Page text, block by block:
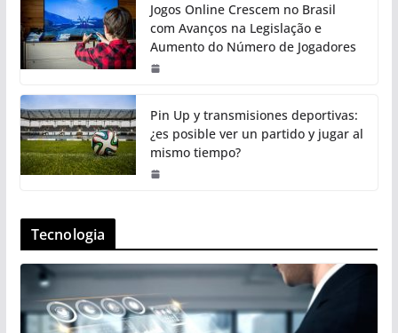
Jogos Online Crescem no Brasil
com Avanços na Legislação e
Aumento do Número de Jogadores
Pin Up y transmisiones deportivas:
¿es posible ver un partido y jugar al
mismo tiempo?
Tecnologia